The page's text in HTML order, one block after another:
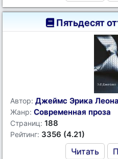
Пятьдесят
Автор: Джеймс Эрика
Жанр: Современная проза
Страниц: 188
Рейтинг: 3356 (4.21)
Читать